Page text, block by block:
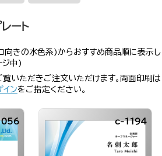
ート
向きの水色系)からおすすめ商品順に表示し
ジ中)
いただきご注文いただけます。両面印刷は
インをご指定ください。
c-1194